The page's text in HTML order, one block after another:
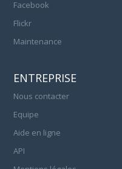
Facebook
Flickr
Maintenance
ENTREPRISE
Nous contacter
Equipe
Aide en ligne
API